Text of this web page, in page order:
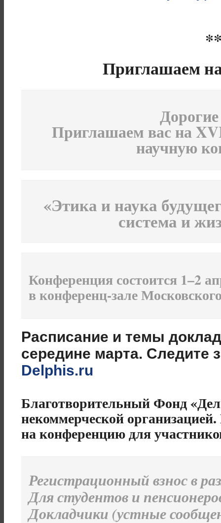
Приглашаем
Приглашаем вас на
научную
«Этика и наука
система и
Конференция состоится 1–2
в конференц-зале
Расписание и темы
середине марта. Следите
Delphis.ru
Благотворительный Фонд
некоммерческой
на конференцию для
Регистрационный взнос в
Для студентов и
Докладчики (устные